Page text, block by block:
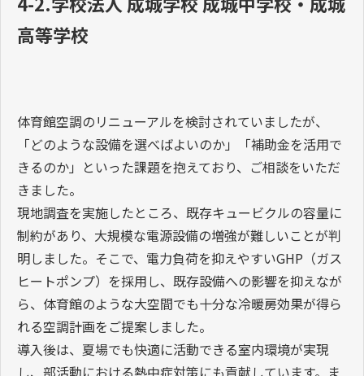
中央大学附属 中学校・高
を両立した計画により、熱中症リス
クの軽減と快適な環境を実現しまし
た。
TAKEUCHI株式会社
4-2.学校法人 成城学校 成城中学校・成城
高等学校
体育館空調のリニューアルを検討されていましたが、
「どのような設備を選べばよいのか」「補助金を活用で
きるのか」といった課題を抱えており、ご相談をいただ